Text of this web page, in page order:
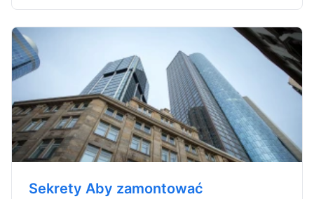
Sekrety Aby zamontować